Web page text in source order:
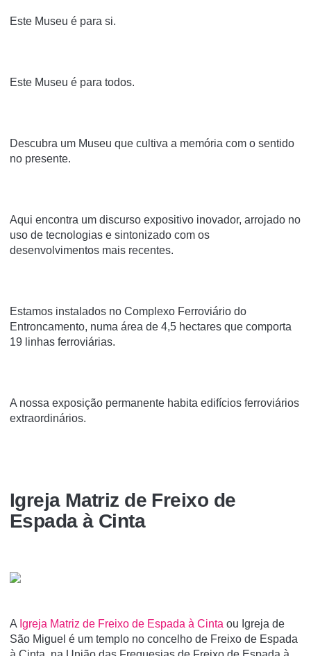
Este Museu é para si.
Este Museu é para todos.
Descubra um Museu que cultiva a memória com o sentido
no presente.
Aqui encontra um discurso expositivo inovador, arrojado no
uso de tecnologias e sintonizado com os
desenvolvimentos mais recentes.
Estamos instalados no Complexo Ferroviário do
Entroncamento, numa área de 4,5 hectares que comporta
19 linhas ferroviárias.
A nossa exposição permanente habita edifícios ferroviários
extraordinários.
Igreja Matriz de Freixo de
Espada à Cinta
A Igreja Matriz de Freixo de Espada à Cinta ou Igreja de
São Miguel é um templo no concelho de Freixo de Espada